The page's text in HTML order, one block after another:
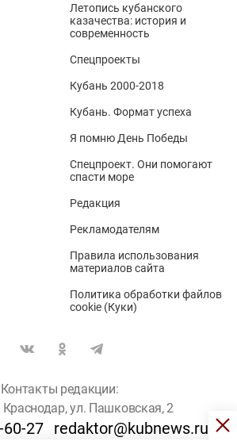
Летопись кубанского
казачества: история и
современность
Спецпроекты
Кубань 2000-2018
Кубань. Формат успеха
Я помню День Победы
Спецпроект. Они помогают
спасти море
Редакция
Рекламодателям
Правила использования
материалов сайта
Политика обработки файлов
cookie (Куки)
Контакты редакции:
Краснодар, ул. Пашковская, 2
27 redaktor@kubnews.ru